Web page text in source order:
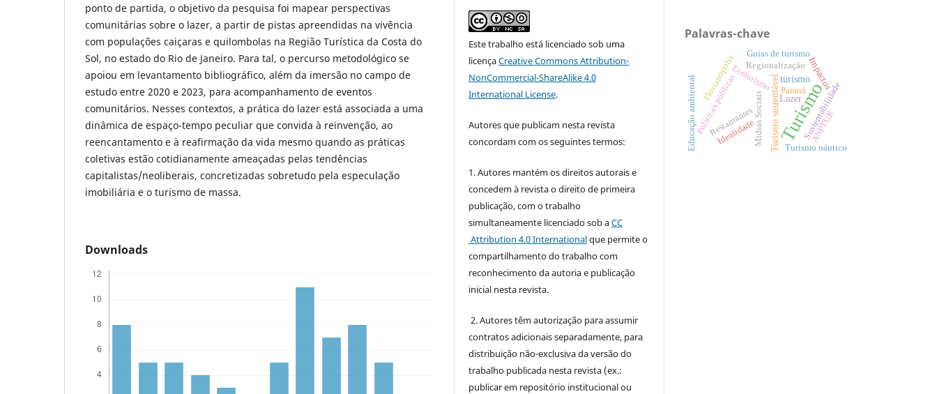
ponto de partida, o objetivo da pesquisa foi mapear perspectivas
comunitárias sobre o lazer, a partir de pistas apreendidas na vivência
com populações caiçaras e quilombolas na Região Turística da Costa do
Sol, no estado do Rio de Janeiro. Para tal, o percurso metodológico se
apoiou em levantamento bibliográfico, além da imersão no campo de
estudo entre 2020 e 2023, para acompanhamento de eventos
comunitários. Nesses contextos, a prática do lazer está associada a uma
dinâmica de espaço-tempo peculiar que convida à reinvenção, ao
reencantamento e à reafirmação da vida mesmo quando as práticas
coletivas estão cotidianamente ameaçadas pelas tendências
capitalistas/neoliberais, concretizadas sobretudo pela especulação
imobiliária e o turismo de massa.
Downloads
Este trabalho está licenciado sob uma
licençaCreative Commons Attribution-
NonCommercial-ShareAlike 4.0
International License.
Autores que publicam nesta revista
concordam com os seguintes termos:
1. Autores mantém os direitos autorais e
concedem à revista o direito de primeira
publicação, com o trabalho
simultaneamente licenciado sob aCC
Attribution 4.0 Internationalque permite o
compartilhamento do trabalho com
reconhecimento da autoria e publicação
inicial nesta revista.
2. Autores têm autorização para assumir
contratos adicionais separadamente, para
distribuição não-exclusiva da versão do
trabalho publicada nesta revista (ex.:
publicar em repositório institucional ou
Palavras-chave
Turismo
Turismo sustentávelturismoImpactos
LazerSustentabilidade
Ecoturismo
Florianópolis
Mídias Sociais
Políticas públicas
Regionalização
Restaurantes
Paraná
Identidade ANPTUR
Educação ambiental
Guias de turismo
Turismo náutico